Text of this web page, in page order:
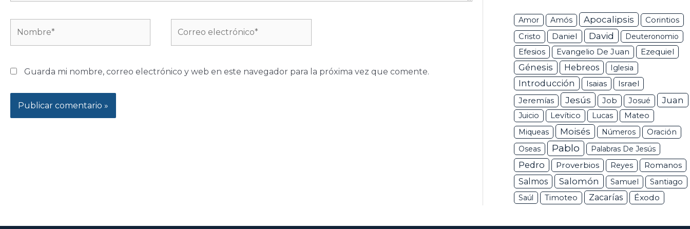
electrónico*
Guarda mi nombre, correo electrónico y web en este navegador para la próxima vez que comente.
Amor Amós Apocalipsis Corintios
Cristo Daniel David Deuteronomio
Efesios Evangelio De Juan Ezequiel
Génesis Hebreos Iglesia
Introducción Isaias Israel
Jeremías Jesús Job Josué Juan
Juicio Levítico Lucas
Mateo
Miqueas
Moisés Números
Oración
Oseas
Pablo Palabras De Jesús
Pedro Proverbios Reyes
Romanos
Salmos
Salomón Samuel
Santiago
Saúl
Timoteo Zacarías Éxodo